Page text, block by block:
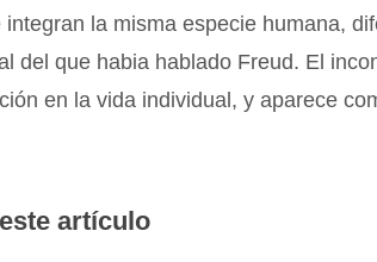
integran la misma especie humana,
del que habia hablado Freud. El
en la vida individual, y aparece
artículo